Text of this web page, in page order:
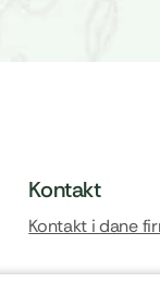
Kontakt
Kontakt i dane